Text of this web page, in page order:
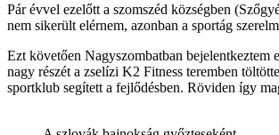
Pár évvel ezelőtt a szomszéd községben
nem sikerült elérnem, azonban a sportág
Ezt követően Nagyszombatban
nagy részét a zselízi K2 Fitness teremben
sportklub segített a fejlődésben. Röviden így